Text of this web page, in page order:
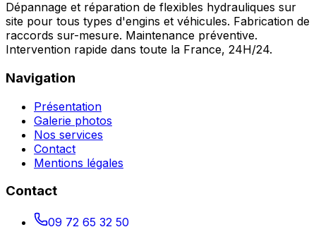
Dépannage et réparation de flexibles hydrauliques sur
site pour tous types d'engins et véhicules. Fabrication de
raccords sur-mesure. Maintenance préventive.
Intervention rapide dans toute la France, 24H/24.
Navigation
Présentation
Galerie photos
Nos services
Contact
Mentions légales
Contact
09 72 65 32 50